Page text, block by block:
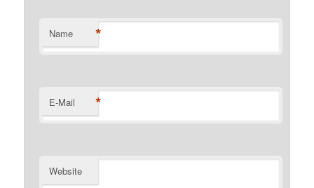
Name *
E-Mail *
Website